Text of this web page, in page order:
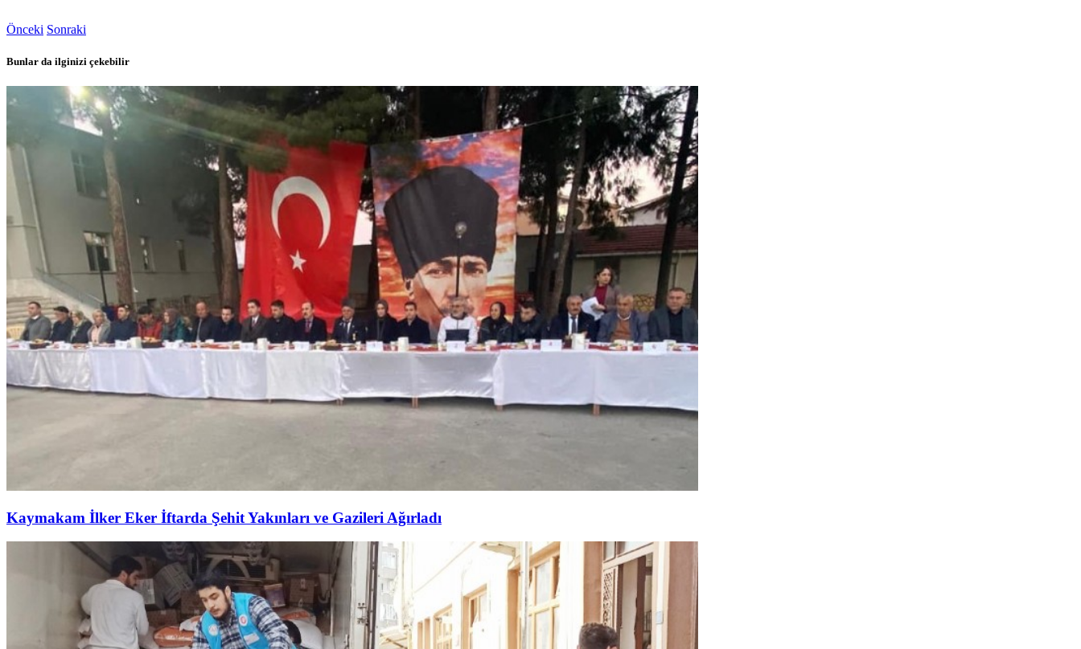
Önceki Sonraki
Bunlar da ilginizi çekebilir
Kaymakam İlker Eker İftarda Şehit Yakınları ve Gazileri Ağırladı